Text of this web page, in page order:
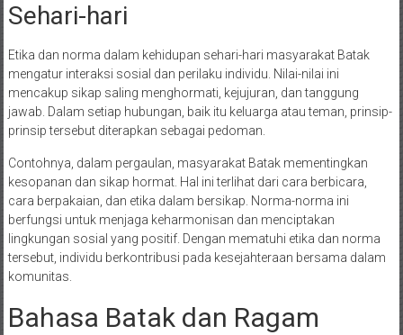
Sehari-hari
Etika dan norma dalam kehidupan sehari-hari masyarakat Batak
mengatur interaksi sosial dan perilaku individu. Nilai-nilai ini
mencakup sikap saling menghormati, kejujuran, dan tanggung
jawab. Dalam setiap hubungan, baik itu keluarga atau teman, prinsip-
prinsip tersebut diterapkan sebagai pedoman.
Contohnya, dalam pergaulan, masyarakat Batak mementingkan
kesopanan dan sikap hormat. Hal ini terlihat dari cara berbicara,
cara berpakaian, dan etika dalam bersikap. Norma-norma ini
berfungsi untuk menjaga keharmonisan dan menciptakan
lingkungan sosial yang positif. Dengan mematuhi etika dan norma
tersebut, individu berkontribusi pada kesejahteraan bersama dalam
komunitas.
Bahasa Batak dan Ragam